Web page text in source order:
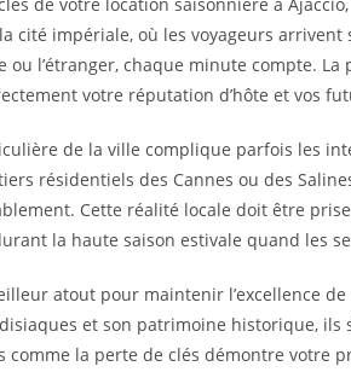
de votre location saisonnière à
cité impériale, où les voyageurs
ou l’étranger, chaque minute compte.
votre réputation d’hôte et vos
de la ville complique parfois les
résidentiels des Cannes ou des
Cette réalité locale doit être
la haute saison estivale quand les
atout pour maintenir l’excellence
et son patrimoine historique, ils
comme la perte de clés démontre votre